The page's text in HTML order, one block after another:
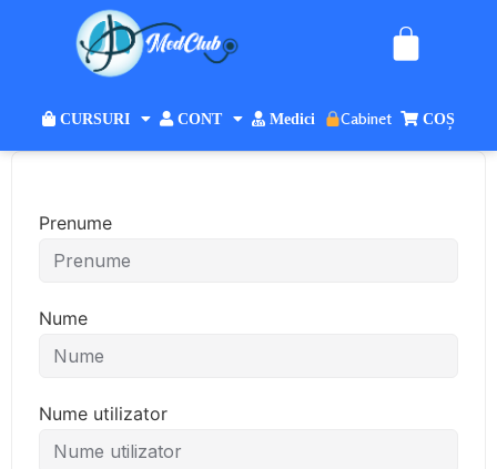
CURSURI CONT Medici Cabinet COȘ
Prenume
Nume
Nume utilizator